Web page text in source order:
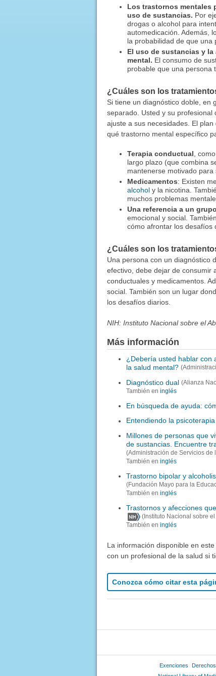
Los trastornos mentales
uso de sustancias. Por
drogas o alcohol para
automedicación. Además,
la probabilidad de que una
El uso de sustancias y
mental. El consumo de
probable que una persona
¿Cuáles son los
Si tiene un diagnóstico doble, en
separado. Usted y su
ajuste a sus necesidades. El
qué trastorno mental específico
Terapia conductual ,
largo plazo (que combina
mantenerse motivado
Medicamentos: Existen
alcoholy la nicotina.
muchos problemas
Una referencia a un
emocional y social.
cómo afrontar los desafíos
¿Cuáles son los
Una persona con un diagnóstico
efectivo, debe dejar de consumir
conductuales y medicamentos.
social. También son un lugar
los desafíos diarios.
NIH: Instituto Nacional sobre el
Más información
¿Debería usted hablar con
la salud mental?
Diagnóstico dual (Alianza
También en inglés
En búsqueda de ayuda:
Entendiendo la psicoterapia
Millones de personas que
de sustancias. Encuentre
(Administración de Servicios de
También en inglés
Trastorno bipolar y
(Fundación Mayo para la
También en inglés
Trastornos y afecciones
(Instituto Nacional sobre
También en inglés
La información disponible en
con un profesional de la salud si
Conozca cómo citar esta
Exenciones